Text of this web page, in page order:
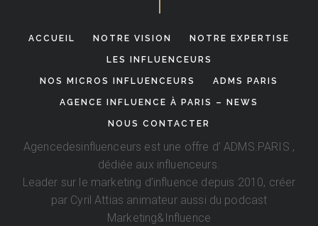
ACCUEIL NOTRE VISION NOTRE EXPERTISE
LES INFLUENCEURS
NOS MICROS INFLUENCEURS ADMS PARIS
AGENCE INFLUENCE À PARIS – NEWS
NOUS CONTACTER
Agencedesinfluenceurs est une offre d’ADMS.PARIS ,
dédiée aux influenceurs.
Leader sur le marketing d’influence depuis 2010, créer
par Cyril Attias animateur aussi du podcast
Marketing&Influence